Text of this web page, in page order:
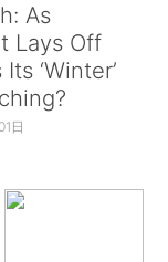
As
Lays Off
‘Winter’
日